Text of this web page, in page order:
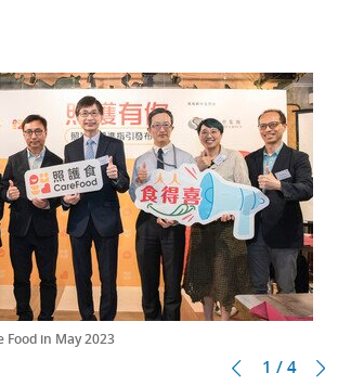
Food in May 2023
1 / 4